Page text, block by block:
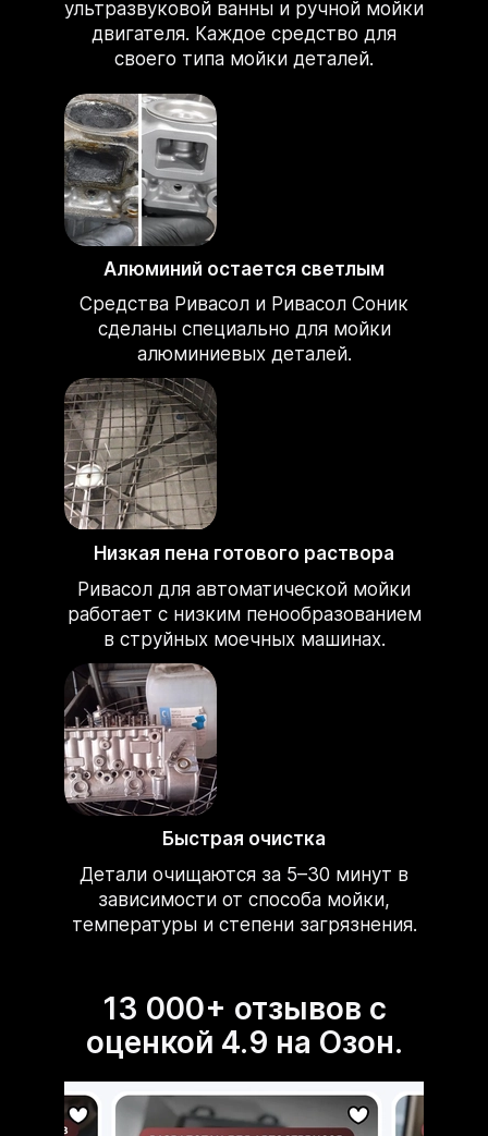
ультразвуковой ванны и ручной мойки
двигателя. Каждое средство для
своего типа мойки деталей.
Алюминий остается светлым
Средства Ривасол и Ривасол Соник
сделаны специально для мойки
алюминиевых деталей.
Низкая пена готового раствора
Ривасол для автоматической мойки
работает с низким пенообразованием
в струйных моечных машинах.
Быстрая очистка
Детали очищаются за 5–30 минут в
зависимости от способа мойки,
температуры и степени загрязнения.
13 000+ отзывов с
оценкой 4.9 на Озон.